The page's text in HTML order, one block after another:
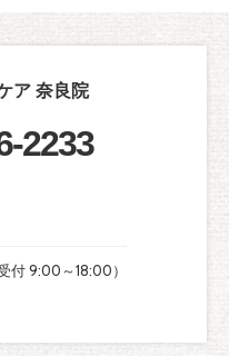
ア 奈良院
2233
9:00～18:00）